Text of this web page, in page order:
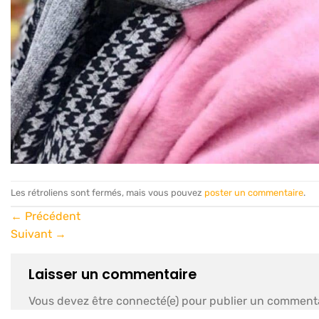
Les rétroliens sont fermés, mais vous pouvez poster un commentaire.
← Précédent
Suivant →
Laisser un commentaire
Vous devez être connecté(e) pour publier un